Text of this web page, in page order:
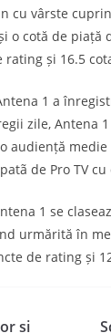
vârste
cotă de piață
și 16.5
1 a
zile, Antena
audiență
de Pro TV
1 se
urmărită în
de rating și
și